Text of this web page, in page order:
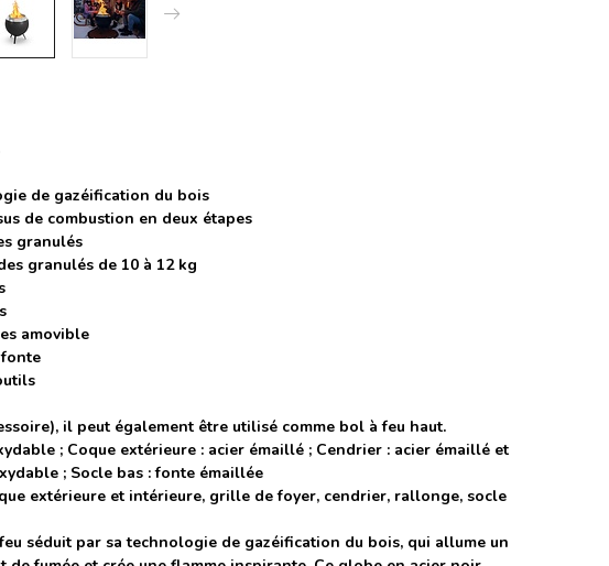
de gazéification du bois
de combustion en deux étapes
granulés
granulés de 10 à 12 kg
amovible
il peut également être utilisé comme bol à feu haut.
; Coque extérieure : acier émaillé ; Cendrier : acier émaillé et
; Socle bas : fonte émaillée
extérieure et intérieure, grille de foyer, cendrier, rallonge, socle
séduit par sa technologie de gazéification du bois, qui allume un